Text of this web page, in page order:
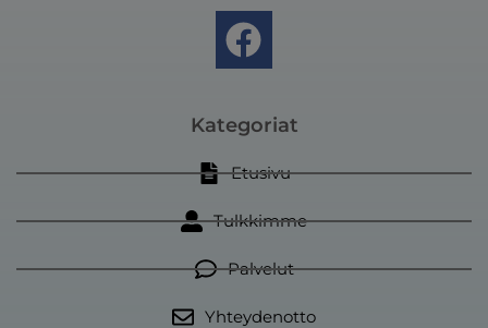
F
a
e
b
o
o
k
Kategoriat
Etusivu
Tulkkimme
Palvelut
Yhteydenotto